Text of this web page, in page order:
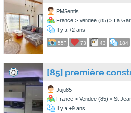
PMSentis
France > Vendee (85) > La
Il y a +2 ans
557 73 43 184
[85] première
Juju85
France > Vendee (85) > St Jean
Il y a +9 ans